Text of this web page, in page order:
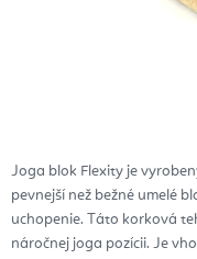
Joga blok Flexity je
pevnejší než bežné umelé
uchopenie. Táto korková
náročnej joga pozícii. Je